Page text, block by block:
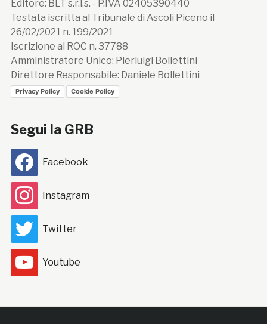
Editore: BLT s.r.l.s. - P.IVA 02405390440
Testata iscritta al Tribunale di Ascoli Piceno il
26/02/2021 n. 199/2021
Iscrizione al ROC n. 37788
Amministratore Unico: Pierluigi Bollettini
Direttore Responsabile: Daniele Bollettini
Privacy Policy Cookie Policy
Segui la GRB
Facebook
Instagram
Twitter
Youtube